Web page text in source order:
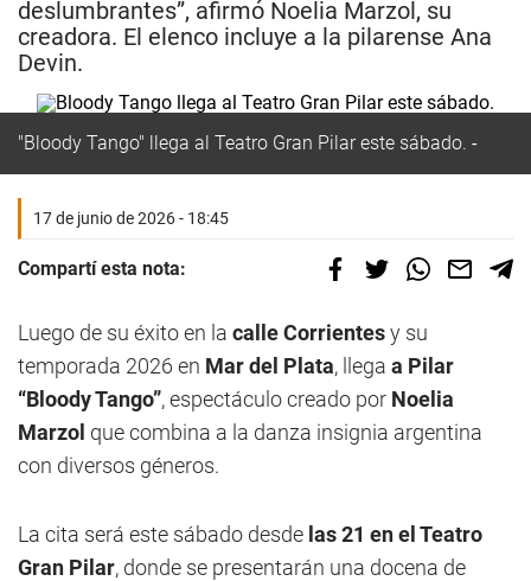
deslumbrantes”, afirmó Noelia Marzol, su
creadora. El elenco incluye a la pilarense Ana
Devin.
"Bloody Tango" llega al Teatro Gran Pilar este sábado.
17 de junio de 2026 - 18:45
Compartí esta nota:
Luego de su éxito en la calle Corrientesy su
temporada 2026 en Mar del Plata, llega a Pilar
“Bloody Tango”, espectáculo creado por Noelia
Marzol que combina a la danza insignia argentina
con diversos géneros.
La cita será este sábado desde las 21 en el Teatro
Gran Pilar, donde se presentarán una docena de